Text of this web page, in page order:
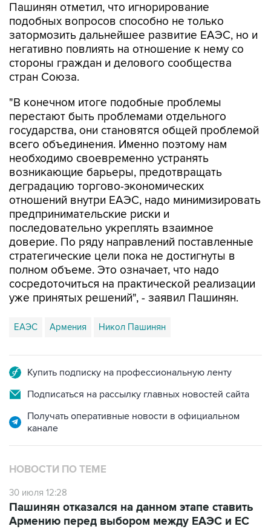
Пашинян отметил, что игнорирование
подобных вопросов способно не только
затормозить дальнейшее развитие ЕАЭС, но и
негативно повлиять на отношение к нему со
стороны граждан и делового сообщества
стран Союза.
"В конечном итоге подобные проблемы
перестают быть проблемами отдельного
государства, они становятся общей проблемой
всего объединения. Именно поэтому нам
необходимо своевременно устранять
возникающие барьеры, предотвращать
деградацию торгово-экономических
отношений внутри ЕАЭС, надо минимизировать
предпринимательские риски и
последовательно укреплять взаимное
доверие. По ряду направлений поставленные
стратегические цели пока не достигнуты в
полном объеме. Это означает, что надо
сосредоточиться на практической реализации
уже принятых решений", - заявил Пашинян.
ЕАЭС Армения Никол Пашинян
Купить подписку на профессиональную ленту
Подписаться на рассылку главных новостей сайта
Получать оперативные новости в официальном
канале
НОВОСТИ ПО ТЕМЕ
30 июля 12:28
Пашинян отказался на данном этапе ставить
Армению перед выбором между ЕАЭС и ЕС